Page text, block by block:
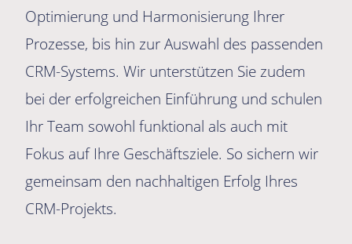
Optimierung und Harmonisierung Ihrer
Prozesse, bis hin zur Auswahl des passenden
CRM-Systems. Wir unterstützen Sie zudem
bei der erfolgreichen Einführung und schulen
Ihr Team sowohl funktional als auch mit
Fokus auf Ihre Geschäftsziele. So sichern wir
gemeinsam den nachhaltigen Erfolg Ihres
CRM-Projekts.